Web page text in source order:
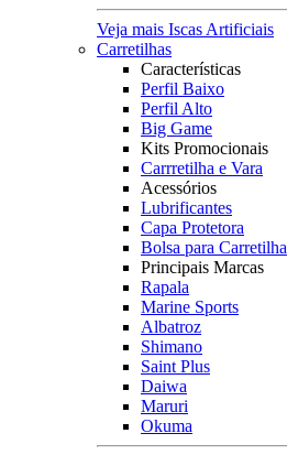
Veja mais Iscas Artificiais
Carretilhas
Características
Perfil Baixo
Perfil Alto
Big Game
Kits Promocionais
Carrretilha e Vara
Acessórios
Lubrificantes
Capa Protetora
Bolsa para Carretilha
Principais Marcas
Rapala
Marine Sports
Albatroz
Shimano
Saint Plus
Daiwa
Maruri
Okuma